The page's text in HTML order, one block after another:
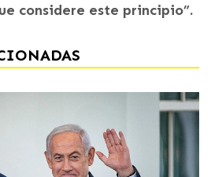
considere este principio”.